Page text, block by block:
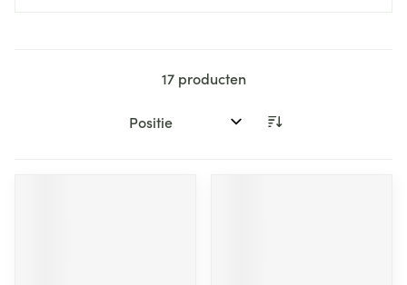
17producten
Sorteer op: